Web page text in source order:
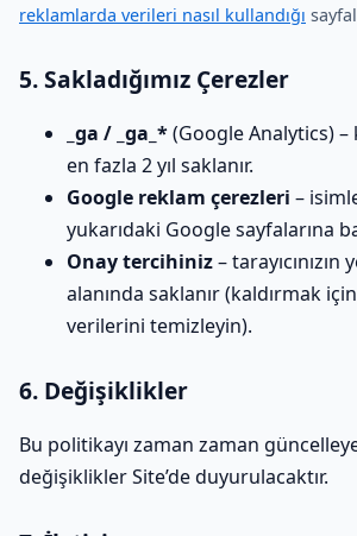
reklamlarda verileri nasıl kullandığı
5. Sakladığımız Çerezler
_ga / _ga_*(Google Analytics)
en fazla 2 yıl saklanır.
Google reklam çerezleri –
yukarıdaki Google sayfalarına
Onay tercihiniz–
alanında saklanır (kaldırmak
verilerini temizleyin).
6. Değişiklikler
Bu politikayı zaman zaman
değişiklikler Site’de duyurulacaktır.